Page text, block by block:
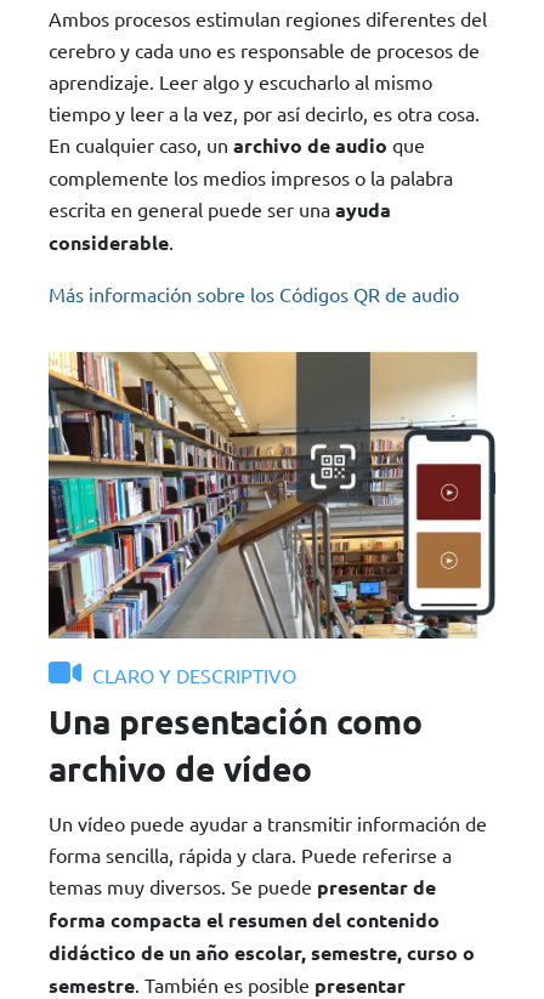
Ambos procesos estimulan regiones diferentes del
cerebro y cada uno es responsable de procesos de
aprendizaje. Leer algo y escucharlo al mismo
tiempo y leer a la vez, por así decirlo, es otra cosa.
En cualquier caso, un archivo de audio que
complemente los medios impresos o la palabra
escrita en general puede ser una ayuda
considerable
Más información sobre los Códigos QR de audio
CLARO Y DESCRIPTIVO
Una presentación como
archivo de vídeo
Un vídeo puede ayudar a transmitir información de
forma sencilla, rápida y clara. Puede referirse a
temas muy diversos. Se puede presentar de
forma compacta el resumen del contenido
didáctico de un año escolar, semestre, curso o
semestre . También es posible presentar